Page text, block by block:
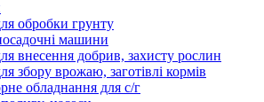
обробки грунту
машини
внесення добрив, захисту рослин
збору врожаю, заготівлі кормів
обладнання для с/г